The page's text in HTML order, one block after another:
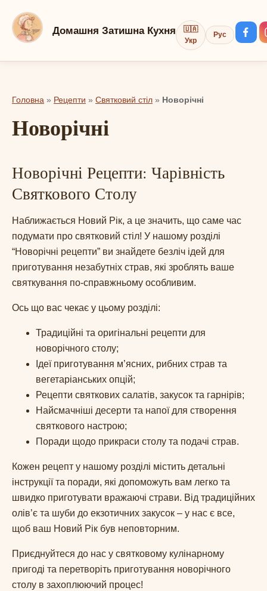
вмісту
Домашня Затишна Кухня
🇺🇦
Укр
Рус
Головна » Рецепти » Святковий стіл » Новорічні
Новорічні
Новорічні Рецепти: Чарівність
Святкового Столу
Наближається Новий Рік, а це значить, що саме час
подумати про святковий стіл! У нашому розділі
“Новорічні рецепти” ви знайдете безліч ідей для
приготування незабутніх страв, які зроблять ваше
святкування по-справжньому особливим.
Ось що вас чекає у цьому розділі:
Традиційні та оригінальні рецепти для
новорічного столу;
Ідеї приготування м’ясних, рибних страв та
вегетаріанських опцій;
Рецепти святкових салатів, закусок та гарнірів;
Найсмачніші десерти та напої для створення
святкового настрою;
Поради щодо прикраси столу та подачі страв.
Кожен рецепт у нашому розділі містить детальні
інструкції та поради, які допоможуть вам легко та
швидко приготувати вражаючі страви. Від традиційних
олів’є та шуби до екзотичних закусок – у нас є все,
щоб ваш Новий Рік був неповторним.
Приєднуйтеся до нас у святковому кулінарному
пригоді та перетворіть приготування новорічного
столу в захоплюючий процес!